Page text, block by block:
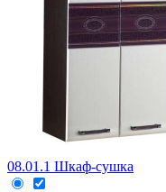
08.01.1 Шкаф-сушка